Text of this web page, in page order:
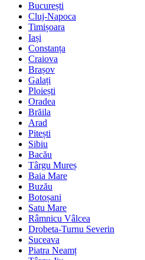
București
Cluj-Napoca
Timișoara
Iași
Constanța
Craiova
Brașov
Galați
Ploiești
Oradea
Brăila
Arad
Pitești
Sibiu
Bacău
Târgu Mureș
Baia Mare
Buzău
Botoșani
Satu Mare
Râmnicu Vâlcea
Drobeta-Turnu Severin
Suceava
Piatra Neamț